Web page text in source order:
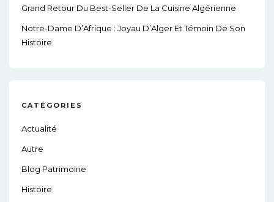
Grand Retour Du Best-Seller De La Cuisine Algérienne
Notre-Dame D’Afrique : Joyau D’Alger Et Témoin De Son
Histoire
CATÉGORIES
Actualité
Autre
Blog Patrimoine
Histoire